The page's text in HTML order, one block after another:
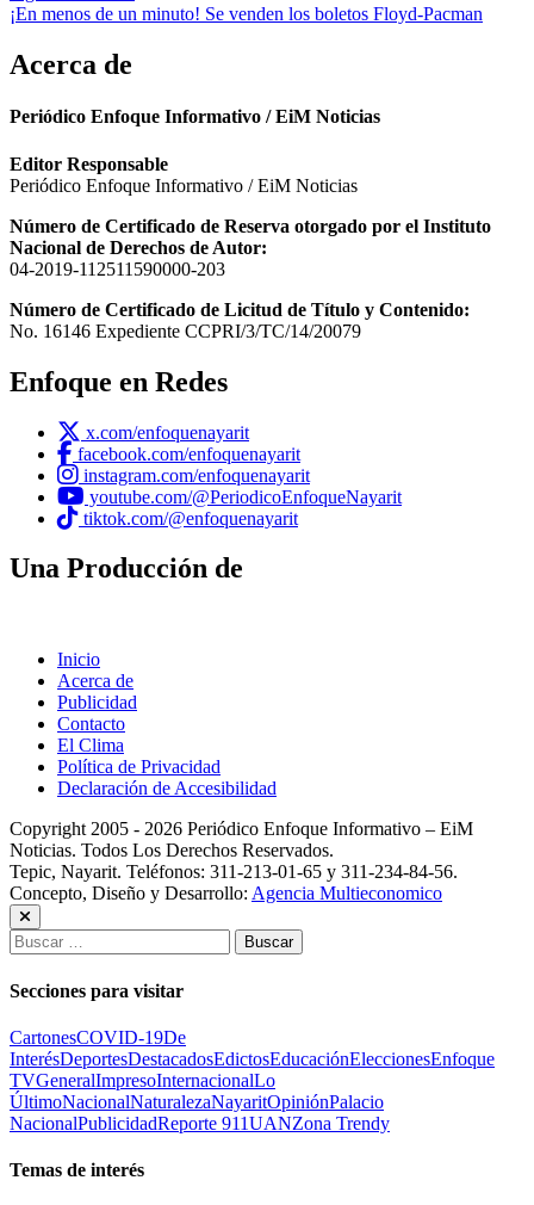
entradas
¡En menos de un minuto! Se venden los boletos Floyd-Pacman
Acerca de
Periódico Enfoque Informativo / EiM Noticias
Editor Responsable
Periódico Enfoque Informativo / EiM Noticias
Número de Certificado de Reserva otorgado por el Instituto
Nacional de Derechos de Autor:
04-2019-112511590000-203
Número de Certificado de Licitud de Título y Contenido:
No. 16146 Expediente CCPRI/3/TC/14/20079
Enfoque en Redes
x.com/enfoquenayarit
facebook.com/enfoquenayarit
instagram.com/enfoquenayarit
youtube.com/@PeriodicoEnfoqueNayarit
tiktok.com/@enfoquenayarit
Una Producción de
Inicio
Acerca de
Publicidad
Contacto
El Clima
Política de Privacidad
Declaración de Accesibilidad
Copyright 2005 - 2026 Periódico Enfoque Informativo – EiM
Noticias. Todos Los Derechos Reservados.
Tepic, Nayarit. Teléfonos: 311-213-01-65 y 311-234-84-56.
Concepto, Diseño y Desarrollo: Agencia Multieconomico
Buscar:
Secciones para visitar
CartonesCOVID-19De
InterésDeportesDestacadosEdictosEducaciónEleccionesEnfoque
TVGeneralImpresoInternacionalLo
ÚltimoNacionalNaturalezaNayaritOpiniónPalacio
NacionalPublicidadReporte 911UANZona Trendy
Temas de interés